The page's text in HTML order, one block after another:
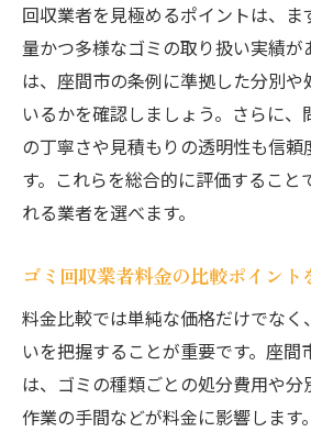
回収業者を見極めるポイントは、
量かつ多様なゴミの取り扱い実績
は、座間市の条例に準拠した分別や
いるかを確認しましょう。さらに
の丁寧さや見積もりの透明性も信頼
す。これらを総合的に評価すること
れる業者を選べます。
ゴミ回収業者料金の比較ポイント
料金比較では単純な価格だけでなく
いを把握することが重要です。座間
は、ゴミの種類ごとの処分費用や
作業の手間などが料金に影響します